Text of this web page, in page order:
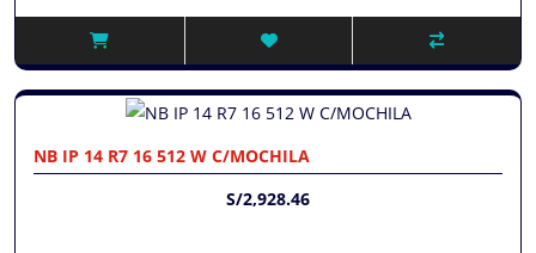
NB IP 14 R7 16 512 W C/MOCHILA
S/2,928.46